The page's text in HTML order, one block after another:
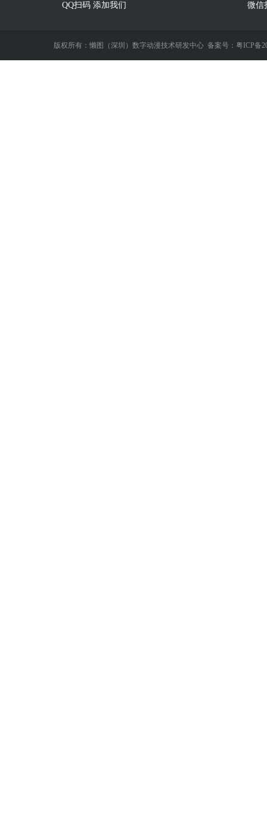
QQ扫码 添加我们 微信
版权所有：懒图（深圳）数字动漫技术研发中心 备案号：粤ICP备